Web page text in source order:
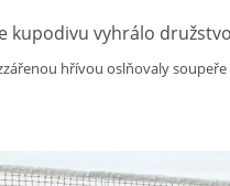
kupodivu vyhrálo
hřívou oslňovaly soupeře